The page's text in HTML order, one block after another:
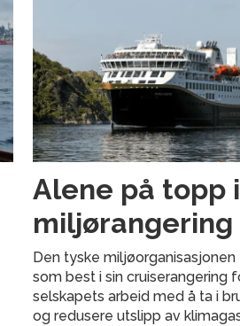
Alene på topp
miljørangering
Den tyske
som best i sin cruiserangering
selskapets arbeid med å ta i
og redusere utslipp av